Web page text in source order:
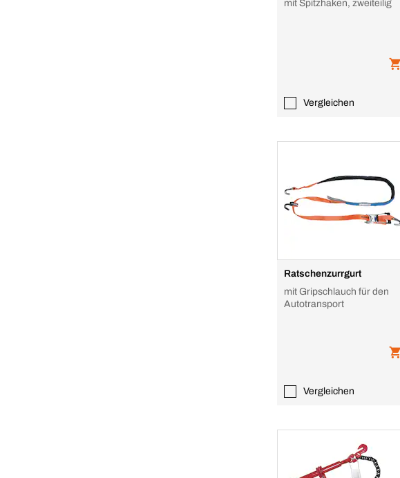
mit Spitzhaken, zweiteilig
Vergleichen
Ratschenzurrgurt
mit Gripschlauch für den
Autotransport
Vergleichen